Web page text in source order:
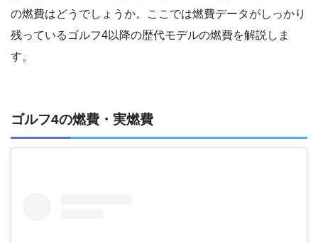
の燃費はどうでしょうか。ここでは燃費データがしっかり
残っているゴルフ4以降の歴代モデルの燃費を解説しま
す。
ゴルフ4の燃費・実燃費